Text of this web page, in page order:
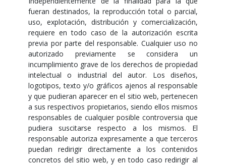
fueran destinados, la reproducción total o parcial,
uso, explotación, distribución y comercialización,
requiere en todo caso de la autorización escrita
previa por parte del responsable. Cualquier uso no
autorizado previamente se considera un
incumplimiento grave de los derechos de propiedad
intelectual o industrial del autor. Los diseños,
logotipos, texto y/o gráficos ajenos al responsable
y que pudieran aparecer en el sitio web, pertenecen
a sus respectivos propietarios, siendo ellos mismos
responsables de cualquier posible controversia que
pudiera suscitarse respecto a los mismos. El
responsable autoriza expresamente a que terceros
puedan redirigir directamente a los contenidos
concretos del sitio web, y en todo caso redirigir al